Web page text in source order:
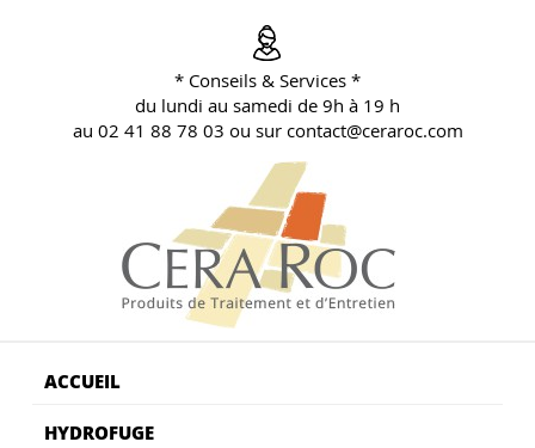
* Conseils & Services *
du lundi au samedi de 9h à 19 h
au 02 41 88 78 03 ou sur contact@ceraroc.com
ACCUEIL
HYDROFUGE